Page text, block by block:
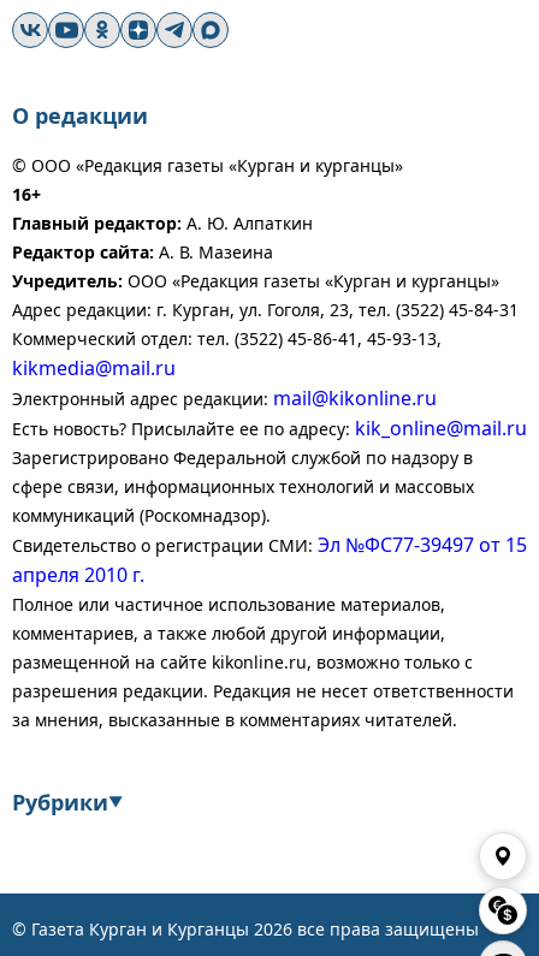
О редакции
© ООО «Редакция газеты «Курган и курганцы»
16+
Главный редактор: А. Ю. Алпаткин
Редактор сайта: А. В. Мазеина
Учредитель: ООО «Редакция газеты «Курган и курганцы»
Адрес редакции: г. Курган, ул. Гоголя, 23, тел. (3522) 45-84-31
Коммерческий отдел: тел. (3522) 45-86-41, 45-93-13,
kikmedia@mail.ru
Электронный адрес редакции: mail@kikonline.ru
Есть новость? Присылайте ее по адресу: kik_online@mail.ru
Зарегистрировано Федеральной службой по надзору в
сфере связи, информационных технологий и массовых
коммуникаций (Роскомнадзор).
Свидетельство о регистрации СМИ: Эл №ФС77-39497 от 15
апреля 2010 г.
Полное или частичное использование материалов,
комментариев, а также любой другой информации,
размещенной на сайте kikonline.ru, возможно только с
разрешения редакции. Редакция не несет ответственности
за мнения, высказанные в комментариях читателей.
Рубрики▼
© Газета Курган и Курганцы 2026 все права защищены